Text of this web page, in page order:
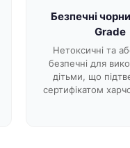
Безпечні
Grade
Нетоксичні та
безпечні для
дітьми, що
сертифікатом